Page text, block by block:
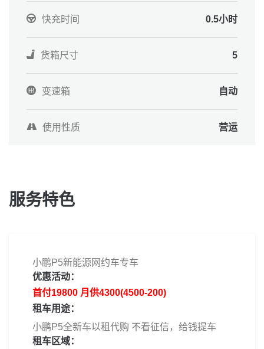
快充时间 0.5小时
货箱尺寸 5
变速箱 自动
使用性质 营运
服务特色
小鹏P5新能源网约车专车
优惠活动：
首付19800 月供4300(4500-200)
租车用途：
小鹏P5全新车以租代购 不看征信，给钱提车
租车区域：